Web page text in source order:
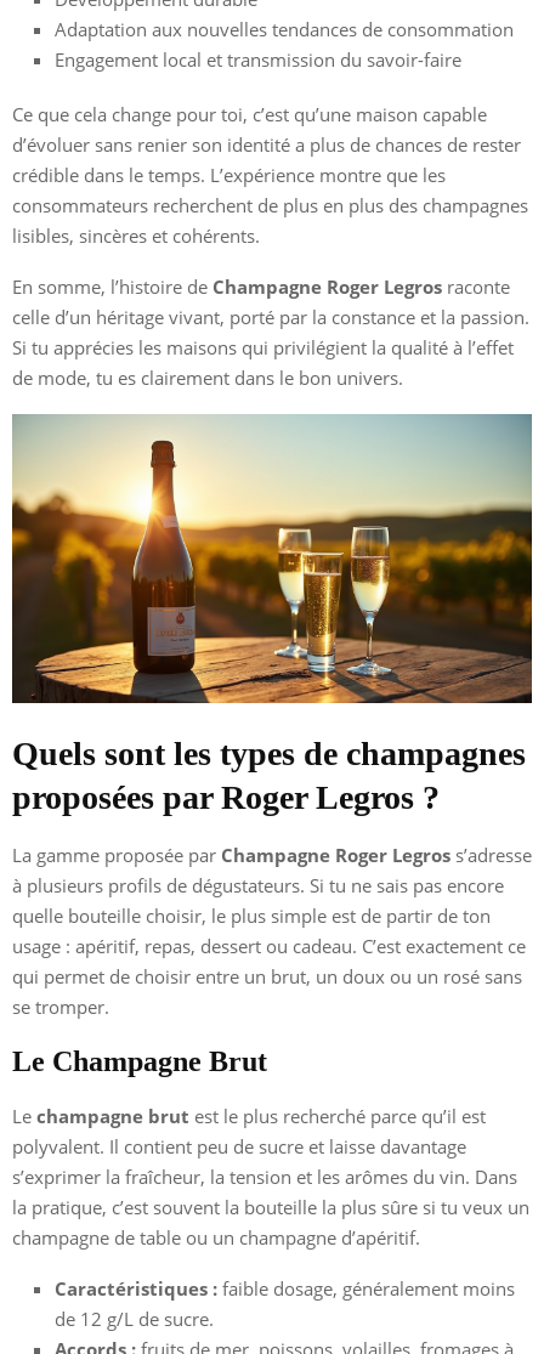
Adaptation aux nouvelles tendances de consommation
Engagement local et transmission du savoir-faire
Ce que cela change pour toi, c’est qu’une maison capable
d’évoluer sans renier son identité a plus de chances de rester
crédible dans le temps. L’expérience montre que les
consommateurs recherchent de plus en plus des champagnes
lisibles, sincères et cohérents.
En somme, l’histoire de Champagne Roger Legros raconte
celle d’un héritage vivant, porté par la constance et la passion.
Si tu apprécies les maisons qui privilégient la qualité à l’effet
de mode, tu es clairement dans le bon univers.
Quels sont les types de champagnes
proposées par Roger Legros ?
La gamme proposée par Champagne Roger Legros s’adresse
à plusieurs profils de dégustateurs. Si tu ne sais pas encore
quelle bouteille choisir, le plus simple est de partir de ton
usage : apéritif, repas, dessert ou cadeau. C’est exactement ce
qui permet de choisir entre un brut, un doux ou un rosé sans
se tromper.
Le Champagne Brut
Le champagne brut est le plus recherché parce qu’il est
polyvalent. Il contient peu de sucre et laisse davantage
s’exprimer la fraîcheur, la tension et les arômes du vin. Dans
la pratique, c’est souvent la bouteille la plus sûre si tu veux un
champagne de table ou un champagne d’apéritif.
Caractéristiques : faible dosage, généralement moins
de 12 g/L de sucre.